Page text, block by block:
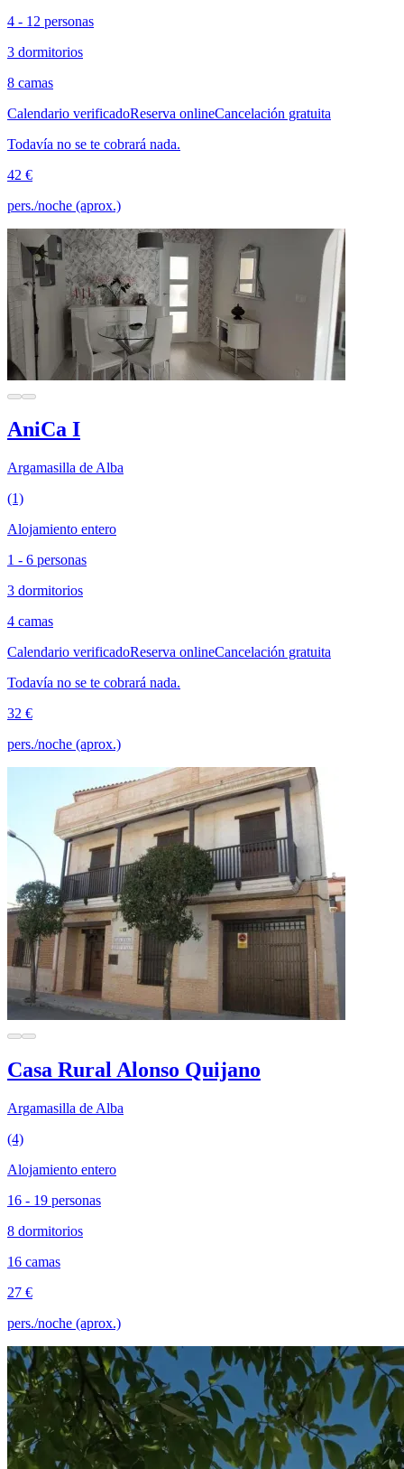
4 - 12 personas
3 dormitorios
8 camas
Calendario verificadoReserva onlineCancelación gratuita
Todavía no se te cobrará nada.
42 €
pers./noche (aprox.)
AniCa I
Argamasilla de Alba
(1)
Alojamiento entero
1 - 6 personas
3 dormitorios
4 camas
Calendario verificadoReserva onlineCancelación gratuita
Todavía no se te cobrará nada.
32 €
pers./noche (aprox.)
Casa Rural Alonso Quijano
Argamasilla de Alba
(4)
Alojamiento entero
16 - 19 personas
8 dormitorios
16 camas
27 €
pers./noche (aprox.)